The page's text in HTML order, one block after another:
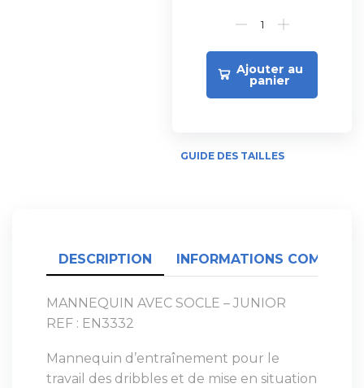
Ajouter au
panier
GUIDE DES TAILLES
DESCRIPTION INFORMATIONS
MANNEQUIN AVEC SOCLE – JUNIOR
REF : EN3332
Mannequin d’entraînement pour le
travail des dribbles et de mise en situation